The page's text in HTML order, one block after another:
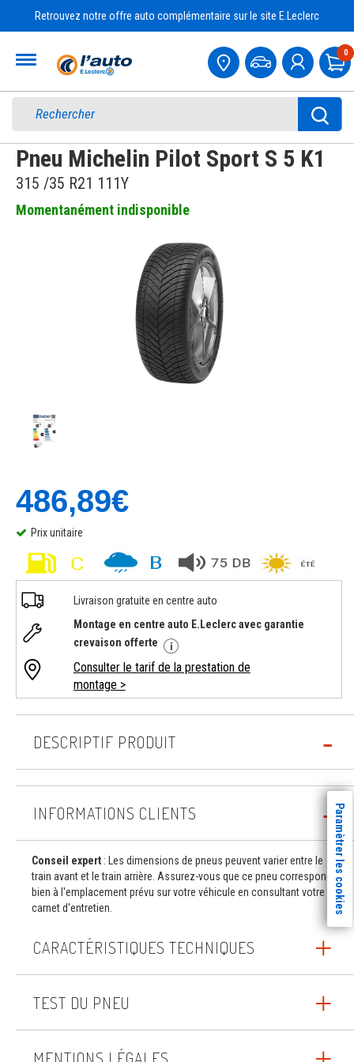
Retrouvez notre offre auto complémentaire sur le site E.Leclerc
0
Pneu Michelin Pilot Sport S 5 K1
315 /35 R21 111Y
Momentanément indisponible
486,89€
Prix unitaire
Livraison gratuite en centre auto
Montage en centre auto E.Leclerc avec garantie
crevaison offerte
Consulter le tarif de la prestation de
montage >
DESCRIPTIF PRODUIT
INFORMATIONS CLIENTS
Conseil expert : Les dimensions de pneus peuvent varier entre le
train avant et le train arrière. Assurez-vous que ce pneu correspond
bien à l'emplacement prévu sur votre véhicule en consultant votre
carnet d'entretien.
CARACTÉRISTIQUES TECHNIQUES
TEST DU PNEU
MENTIONS LÉGALES
Paramètrer les cookies